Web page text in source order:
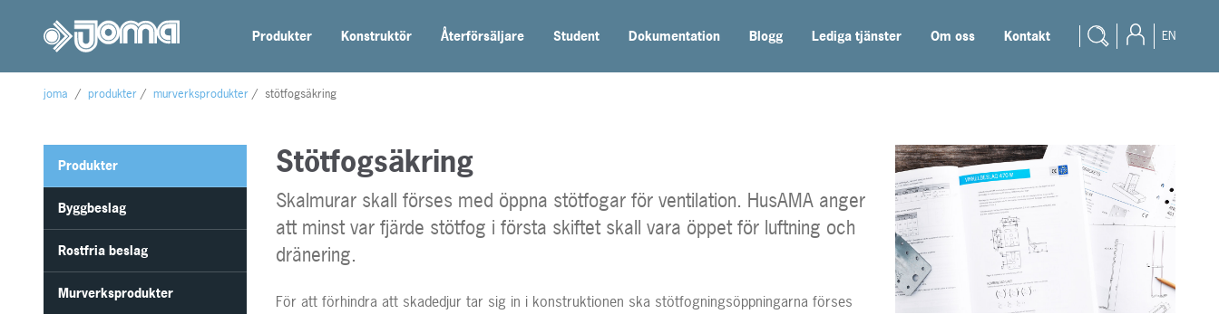
Produkter Konstruktör Återförsäljare Student Dokumentation Blogg Lediga tjänster Om oss Kontakt EN
joma / produkter / murverksprodukter / stötfogsäkring
Produkter
Byggbeslag
Rostfria beslag
Murverksprodukter
Stötfogsäkring
Skalmurar skall förses med öppna stötfogar för ventilation. HusAMA anger
att minst var fjärde stötfog i första skiftet skall vara öppet för luftning och
dränering.
För att förhindra att skadedjur tar sig in i konstruktionen ska stötfogningsöppningarna förses
Murverksprodukter
Prefab
Trådprodukter
Återförsäljare
Student
Dokumentation
Blogg